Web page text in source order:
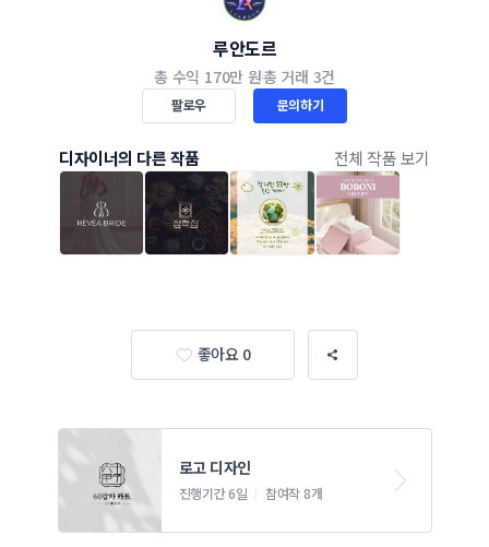
루안도르
총 수익 170만 원총 거래 3건
팔로우 문의하기
디자이너의 다른 작품 전체 작품 보기
좋아요 0
로고 디자인
진행기간 6일 참여작 8개